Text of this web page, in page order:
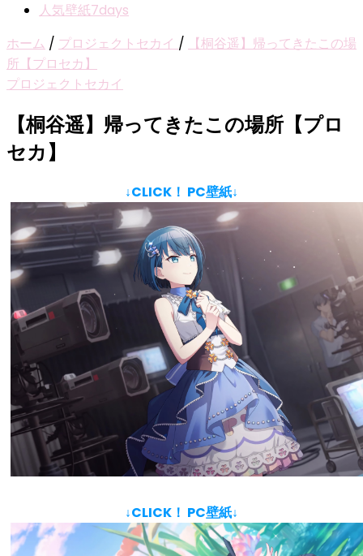
人気壁紙7days
ホーム / プロジェクトセカイ /
【桐谷遥】帰ってきたこの場
所【プロセカ】
プロジェクトセカイ
【桐谷遥】帰ってきたこの場所【プロ
セカ】
↓CLICK！ PC壁紙↓
↓CLICK！ PC壁紙↓